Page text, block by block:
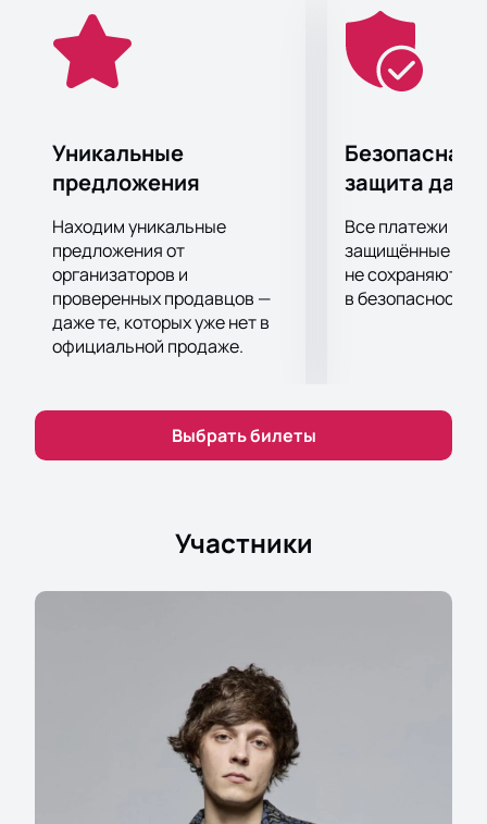
Пространство клуба позволяет каждому зрителю
насладиться выступлением, независимо от
выбранного места.
Не упустите возможность стать частью этого
сайте — это просто и удобно. Поторопитесь,
количество билетов ограничено!
Купить билеты на нашем сайте и насладиться
живым выступлением OG Buda в BASE — это
отличный способ провести время в преддверии
Нового года.
Уникальные
предложения
Находим уникальные
предложения от
организаторов и
проверенных продавцов —
даже те, которых уже нет в
официальной продаже.
Безопасная
защита
Все платежи
защищённые
не сохраняются
в безопасности.
Выбрать билеты
Участники